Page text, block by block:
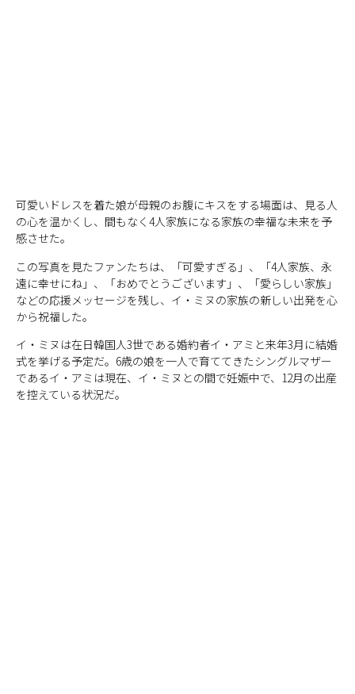
可愛いドレスを着た娘が母親のお腹にキスをする場面は、見る人
の心を温かくし、間もなく4人家族になる家族の幸福な未来を予
感させた。
この写真を見たファンたちは、「可愛すぎる」、「4人家族、永
遠に幸せにね」、「おめでとうございます」、「愛らしい家族」
などの応援メッセージを残し、イ・ミヌの家族の新しい出発を心
から祝福した。
イ・ミヌは在日韓国人3世である婚約者イ・アミと来年3月に結婚
式を挙げる予定だ。6歳の娘を一人で育ててきたシングルマザー
であるイ・アミは現在、イ・ミヌとの間で妊娠中で、12月の出産
を控えている状況だ。